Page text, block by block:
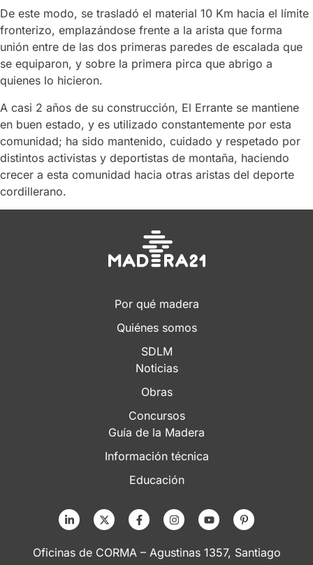
De este modo, se trasladó el material 10 Km hacia el límite
fronterizo, emplazándose frente a la arista que forma
unión entre de las dos primeras paredes de escalada que
se equiparon, y sobre la primera pirca que abrigo a
quienes lo hicieron.
A casi 2 años de su construcción, El Errante se mantiene
en buen estado, y es utilizado constantemente por esta
comunidad; ha sido mantenido, cuidado y respetado por
distintos activistas y deportistas de montaña, haciendo
crecer a esta comunidad hacia otras aristas del deporte
cordillerano.
Por qué madera
Quiénes somos
SDLM
Noticias
Obras
Concursos
Guía de la Madera
Información técnica
Educación
Oficinas de CORMA – Agustinas 1357, Santiago